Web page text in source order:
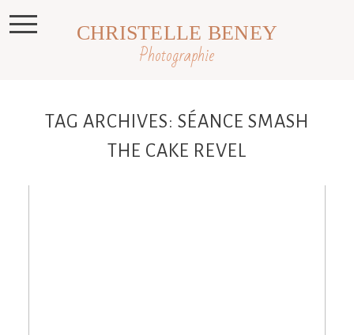
Photographie
CHRISTELLE BENEY
TAG ARCHIVES: SÉANCE SMASH
THE CAKE REVEL